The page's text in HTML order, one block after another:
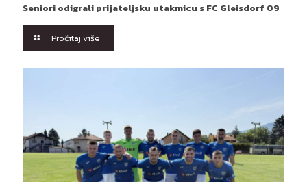
Seniori odigrali prijateljsku utakmicu s FC Gleisdorf 09
Pročitaj više